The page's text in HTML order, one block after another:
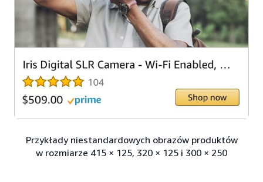
Przykłady niestandardowych obrazów produktów
w rozmiarze 415 × 125, 320 × 125 i 300 × 250